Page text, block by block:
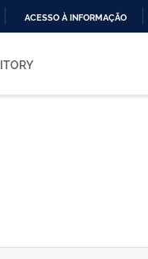
ACESSO À INFORMAÇÃO